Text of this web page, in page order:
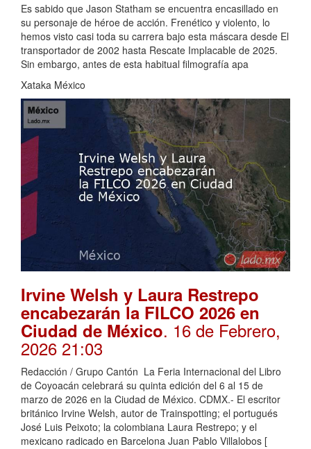
Es sabido que Jason Statham se encuentra encasillado en
su personaje de héroe de acción. Frenético y violento, lo
hemos visto casi toda su carrera bajo esta máscara desde El
transportador de 2002 hasta Rescate Implacable de 2025.
Sin embargo, antes de esta habitual filmografía apa
Xataka México
Irvine Welsh y Laura Restrepo
encabezarán la FILCO 2026 en
Ciudad de México. 16 de Febrero,
2026 21:03
Redacción / Grupo Cantón La Feria Internacional del Libro
de Coyoacán celebrará su quinta edición del 6 al 15 de
marzo de 2026 en la Ciudad de México. CDMX.- El escritor
británico Irvine Welsh, autor de Trainspotting; el portugués
José Luis Peixoto; la colombiana Laura Restrepo; y el
mexicano radicado en Barcelona Juan Pablo Villalobos [